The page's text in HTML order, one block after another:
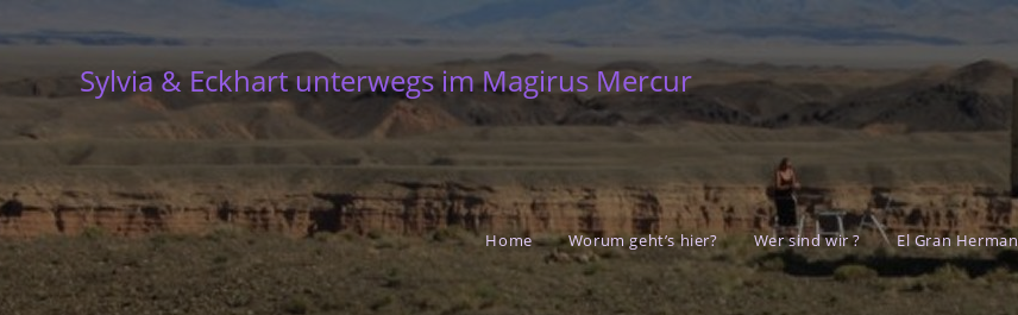
to
content
Sylvia & Eckhart unterwegs im Magirus Mercur
Home Worum geht’s hier? Wer sind wir ? El Gran